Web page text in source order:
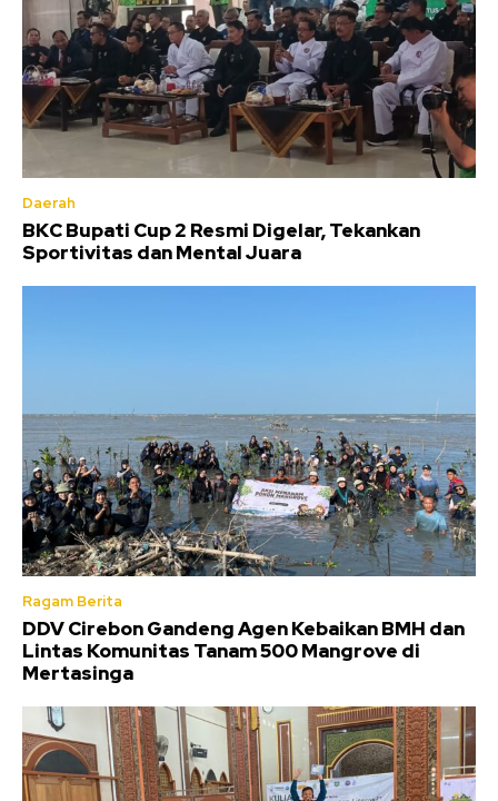
Daerah
BKC Bupati Cup 2 Resmi Digelar, Tekankan
Sportivitas dan Mental Juara
Ragam Berita
DDV Cirebon Gandeng Agen Kebaikan BMH dan
Lintas Komunitas Tanam 500 Mangrove di
Mertasinga